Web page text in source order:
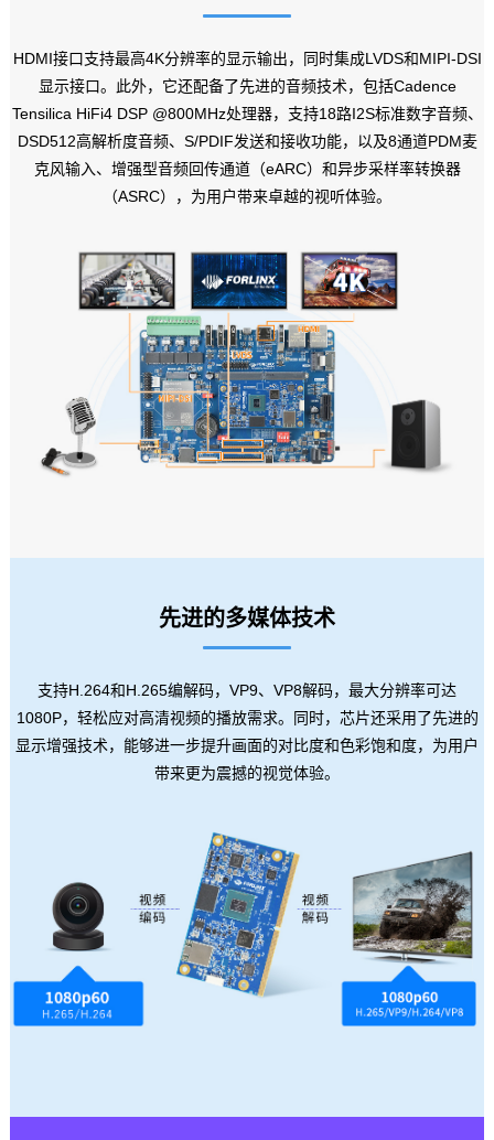
HDMI接口支持最高4K分辨率的显示输出，同时集成LVDS和MIPI-DSI
显示接口。此外，它还配备了先进的音频技术，包括Cadence
Tensilica HiFi4 DSP @800MHz处理器，支持18路I2S标准数字音频、
DSD512高解析度音频、S/PDIF发送和接收功能，以及8通道PDM麦
克风输入、增强型音频回传通道（eARC）和异步采样率转换器
（ASRC），为用户带来卓越的视听体验。
先进的多媒体技术
支持H.264和H.265编解码，VP9、VP8解码，最大分辨率可达
1080P，轻松应对高清视频的播放需求。同时， 芯片还采用了先进的
显示增强技术，能够进一步提升画面的对比度和色彩饱和度，为用户
带来更为震撼的视觉体验。